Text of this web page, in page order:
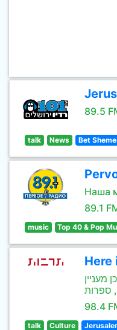
89.5
talk News Bet
Наша
89.1
music Top 40 & Pop
Here
מעניין
98.4
talk Culture